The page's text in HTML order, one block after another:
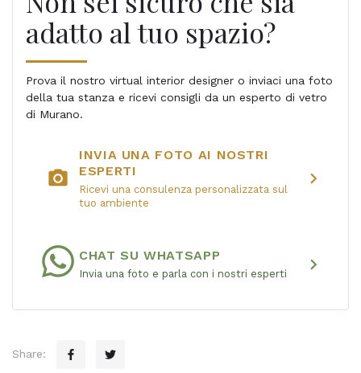
adatto al tuo spazio?
Prova il nostro virtual interior designer o inviaci una foto
della tua stanza e ricevi consigli da un esperto di vetro
di Murano.
photo_camera
INVIA UNA FOTO AI NOSTRI
ESPERTI
Ricevi una consulenza personalizzata sul
tuo ambiente
chevron_right
CHAT SU WHATSAPP
Invia una foto e parla con i nostri esperti chevron_right
Share: